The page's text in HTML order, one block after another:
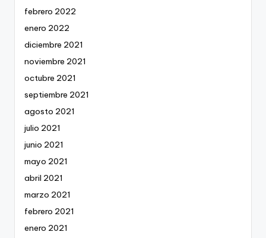
febrero 2022
enero 2022
diciembre 2021
noviembre 2021
octubre 2021
septiembre 2021
agosto 2021
julio 2021
junio 2021
mayo 2021
abril 2021
marzo 2021
febrero 2021
enero 2021